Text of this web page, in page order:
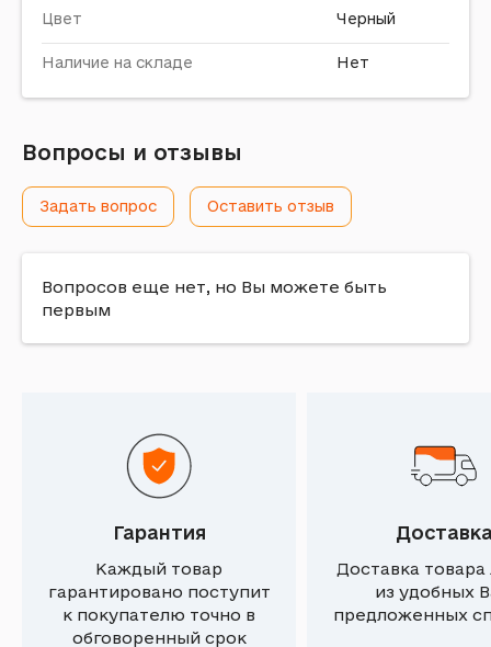
Цвет Черный
Наличие на складе Нет
Вопросы и отзывы
Задать вопрос Оставить отзыв
Вопросов еще нет, но Вы можете быть
первым
Гарантия
Каждый товар
гарантировано поступит
к покупателю точно в
обговоренный срок
Доставка
из удобных
предложенных